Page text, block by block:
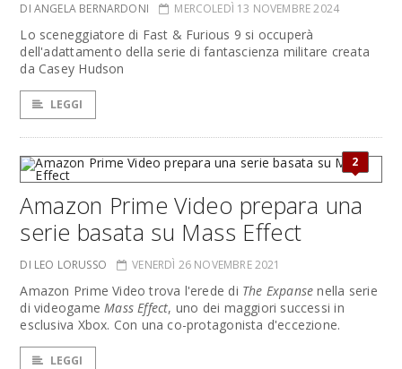
DI ANGELA BERNARDONI MERCOLEDÌ 13 NOVEMBRE 2024
Lo sceneggiatore di Fast & Furious 9 si occuperà
dell'adattamento della serie di fantascienza militare creata
da Casey Hudson
LEGGI
2
Amazon Prime Video prepara una
serie basata su Mass Effect
DI LEO LORUSSO VENERDÌ 26 NOVEMBRE 2021
Amazon Prime Video trova l'erede di The Expanse nella serie
di videogameMass Effect, uno dei maggiori successi in
esclusiva Xbox. Con una co-protagonista d'eccezione.
LEGGI